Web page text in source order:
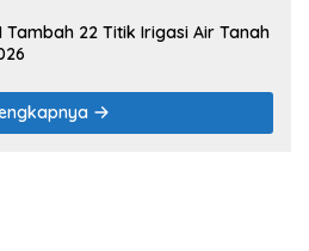
Tambah 22 Titik Irigasi Air Tanah